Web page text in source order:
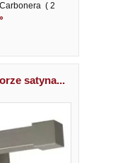
( 2
satyna...